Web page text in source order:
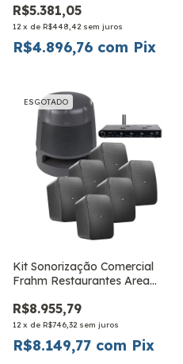
R$5.381,05
12 x de R$448,42 sem juros
R$4.896,76 com Pix
ESGOTADO
Kit Sonorização Comercial
Frahm Restaurantes Area
R$8.955,79
12 x de R$746,32 sem juros
R$8.149,77 com Pix